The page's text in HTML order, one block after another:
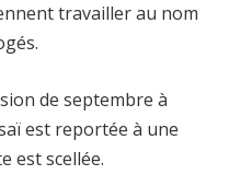
travailler au nom
de septembre à
est reportée à une
est scellée.